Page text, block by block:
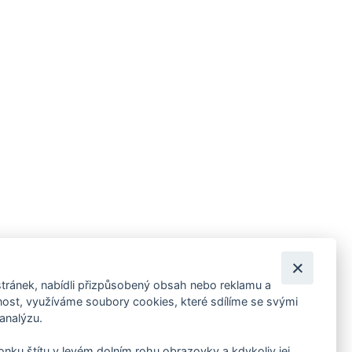
pozvánky na kulturní a sportovní akce?
nabídli přizpůsobený obsah nebo reklamu a
využíváme soubory cookies, které sdílíme se svými